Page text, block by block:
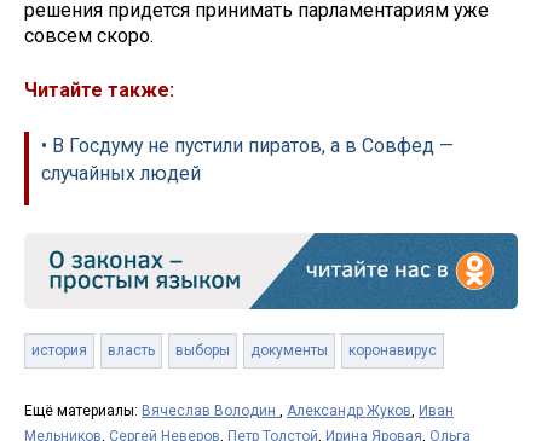
решения придется принимать парламентариям уже
совсем скоро.
Читайте также:
• В Госдуму не пустили пиратов, а в Совфед —
случайных людей
история власть выборы документы коронавирус
Ещё материалы: Вячеслав Володин , Александр Жуков, Иван
Мельников, Сергей Неверов, Петр Толстой, Ирина Яровая, Ольга